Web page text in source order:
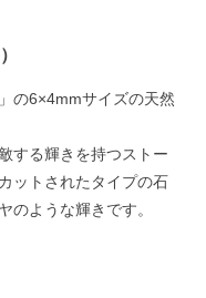
の6×4mmサイズの天然
する輝きを持つストー
ットされたタイプの石
のような輝きです。